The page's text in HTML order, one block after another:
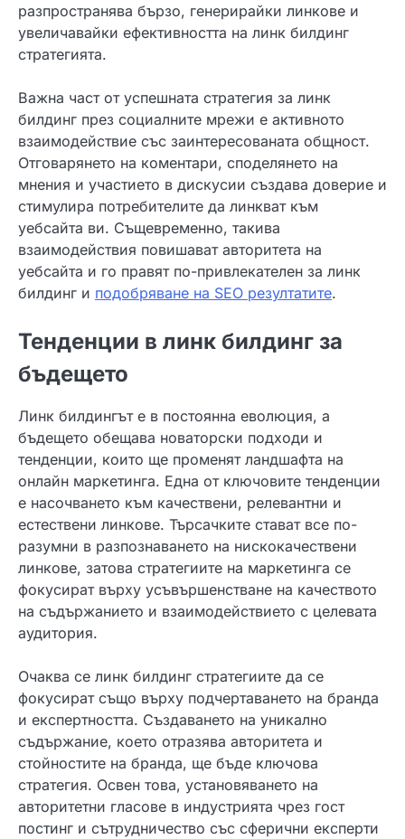
разпространява бързо, генерирайки линкове и
увеличавайки ефективността на линк билдинг
стратегията.
Важна част от успешната стратегия за линк
билдинг през социалните мрежи е активното
взаимодействие със заинтересованата общност.
Отговарянето на коментари, споделянето на
мнения и участието в дискусии създава доверие и
стимулира потребителите да линкват към
уебсайта ви. Същевременно, такива
взаимодействия повишават авторитета на
уебсайта и го правят по-привлекателен за линк
билдинг и подобряване на SEO резултатите.
Тенденции в линк билдинг за
бъдещето
Линк билдингът е в постоянна еволюция, а
бъдещето обещава новаторски подходи и
тенденции, които ще променят ландшафта на
онлайн маркетинга. Една от ключовите тенденции
е насочването към качествени, релевантни и
естествени линкове. Търсачките стават все по-
разумни в разпознаването на нискокачествени
линкове, затова стратегиите на маркетинга се
фокусират върху усъвършенстване на качеството
на съдържанието и взаимодействието с целевата
аудитория.
Очаква се линк билдинг стратегиите да се
фокусират също върху подчертаването на бранда
и експертността. Създаването на уникално
съдържание, което отразява авторитета и
стойностите на бранда, ще бъде ключова
стратегия. Освен това, установяването на
авторитетни гласове в индустрията чрез гост
постинг и сътрудничество със сферични експерти